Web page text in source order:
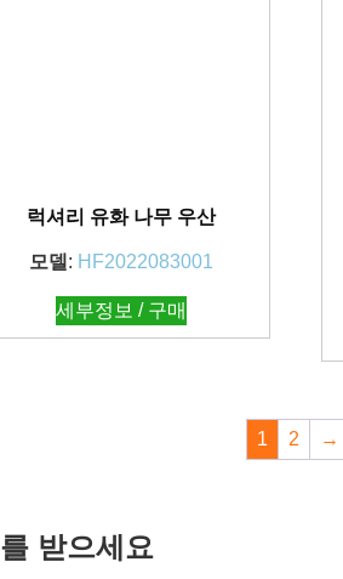
럭셔리 유화 나무 우산
모델 : HF2022083001
세부정보 / 구매
1 2 →
받으세요